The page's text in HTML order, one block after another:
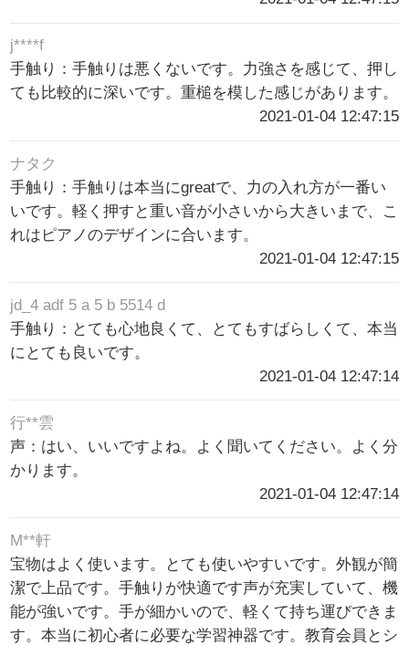
j****f
手触り：手触りは悪くないです。力強さを感じて、押し
ても比較的に深いです。重槌を模した感じがあります。
2021-01-04 12:47:15
ナタク
手触り：手触りは本当にgreatで、力の入れ方が一番い
いです。軽く押すと重い音が小さいから大きいまで、こ
れはピアノのデザインに合います。
2021-01-04 12:47:15
jd_4 adf 5 a 5 b 5514 d
手触り：とても心地良くて、とてもすばらしくて、本当
にとても良いです。
2021-01-04 12:47:14
行**雲
声：はい、いいですよね。よく聞いてください。よく分
かります。
2021-01-04 12:47:14
M**軒
宝物はよく使います。とても使いやすいです。外観が簡
潔で上品です。手触りが快適です声が充実していて、機
能が強いです。手が細かいので、軽くて持ち運びできま
す。本当に初心者に必要な学習神器です。教育会員とシ